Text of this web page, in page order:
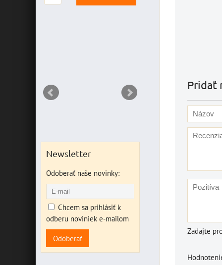
Pridať
Zadajte
Newsletter
Odoberať naše novinky:
Chcem sa prihlásiť k
odberu noviniek e-mailom
Odoberať